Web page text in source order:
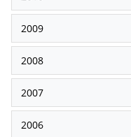
2009
2008
2007
2006